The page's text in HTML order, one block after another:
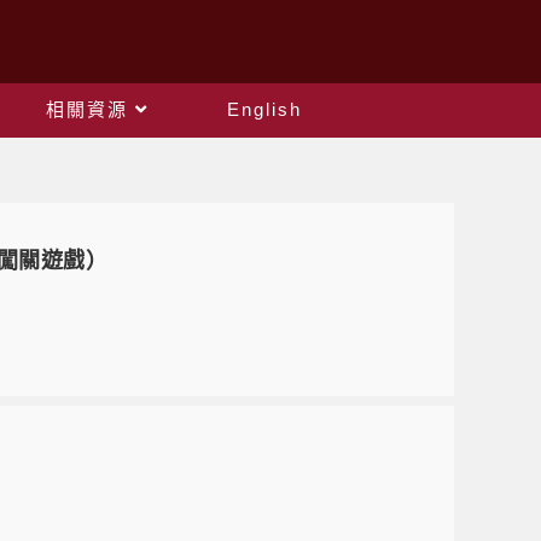
相關資源 English
關遊戲）